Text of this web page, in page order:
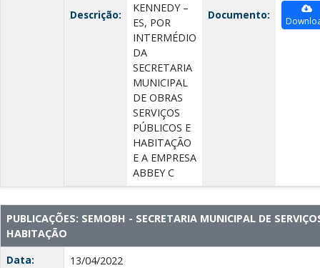
Descrição:
KENNEDY –
ES, POR
INTERMÉDIO
DA
SECRETARIA
MUNICIPAL
DE OBRAS
SERVIÇOS
PÚBLICOS E
HABITAÇÃO
E A EMPRESA
ABBEY C
Documento:
PUBLICAÇÕES: SEMOBH - SECRETARIA MUNICIPAL DE
HABITAÇÃO
Data:
13/04/2022